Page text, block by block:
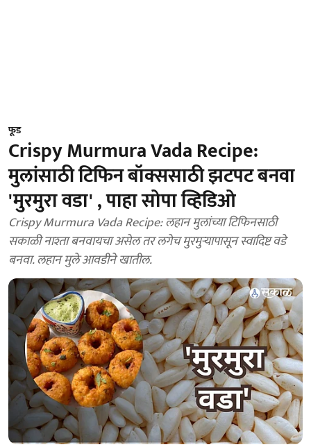
फूड
Crispy Murmura Vada Recipe:
मुलांसाठी टिफिन बॉक्ससाठी झटपट बनवा
'मुरमुरा वडा' , पाहा सोपा व्हिडिओ
Crispy Murmura Vada Recipe: लहान मुलांच्या टिफिनसाठी
सकाळी नाश्ता बनवायचा असेल तर लगेच मुरमुऱ्यापासून स्वादिष्ट वडे
बनवा. लहान मुले आवडीने खातील.